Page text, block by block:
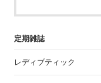
定期雑誌
レディブティック